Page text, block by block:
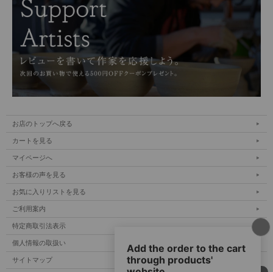
お店のトップへ戻る
カートを見る
マイページへ
お客様の声を見る
お気に入りリストを見る
ご利用案内
特定商取引法表示
個人情報の取扱い
サイトマップ